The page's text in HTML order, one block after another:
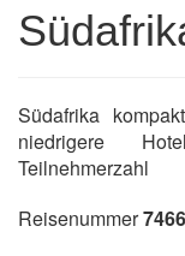
Südafrika
niedrigere
Teilnehmerzahl
Reisenummer